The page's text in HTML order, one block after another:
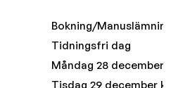
Bokning/
Tidningsfri dag
Måndag 28 december
Tisdag 29 december kl.